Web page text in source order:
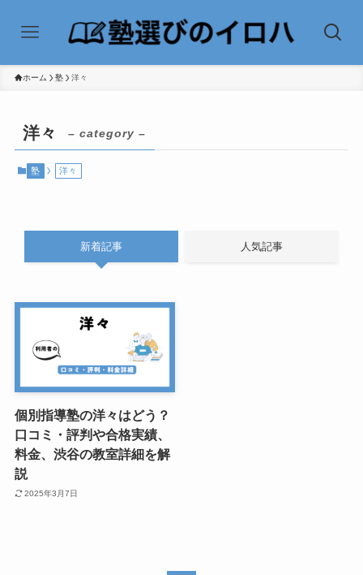
ホーム 塾 洋々
洋々 – category –
塾 洋々
新着記事 人気記事
個別指導塾の洋々はどう？
口コミ・評判や合格実績、
料金、渋谷の教室詳細を解
説
2025年3月7日